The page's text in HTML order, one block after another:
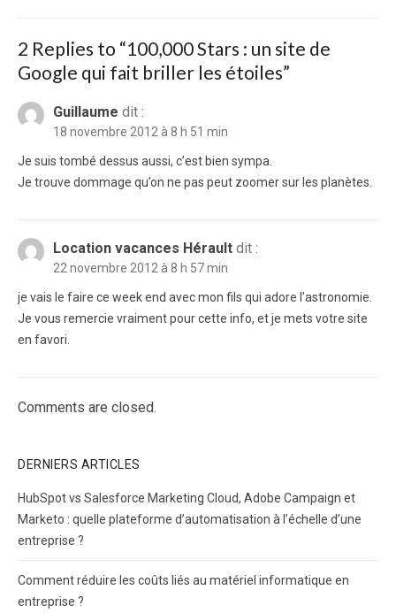
2 Replies to “100,000 Stars : un site de
Google qui fait briller les étoiles”
Guillaume dit :
18 novembre 2012 à 8 h 51 min
Je suis tombé dessus aussi, c’est bien sympa.
Je trouve dommage qu’on ne pas peut zoomer sur les planètes.
Location vacances Hérault dit :
22 novembre 2012 à 8 h 57 min
je vais le faire ce week end avec mon fils qui adore l’astronomie.
Je vous remercie vraiment pour cette info, et je mets votre site
en favori.
Comments are closed.
DERNIERS ARTICLES
HubSpot vs Salesforce Marketing Cloud, Adobe Campaign et
Marketo : quelle plateforme d’automatisation à l’échelle d’une
entreprise ?
Comment réduire les coûts liés au matériel informatique en
entreprise ?